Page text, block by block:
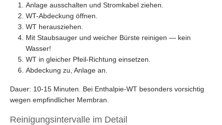
Anlage ausschalten und Stromkabel ziehen.
WT-Abdeckung öffnen.
WT herausziehen.
Mit Staubsauger und weicher Bürste reinigen — kein
Wasser!
WT in gleicher Pfeil-Richtung einsetzen.
Abdeckung zu, Anlage an.
Dauer: 10-15 Minuten. Bei Enthalpie-WT besonders vorsichtig
wegen empfindlicher Membran.
Reinigungsintervalle im Detail